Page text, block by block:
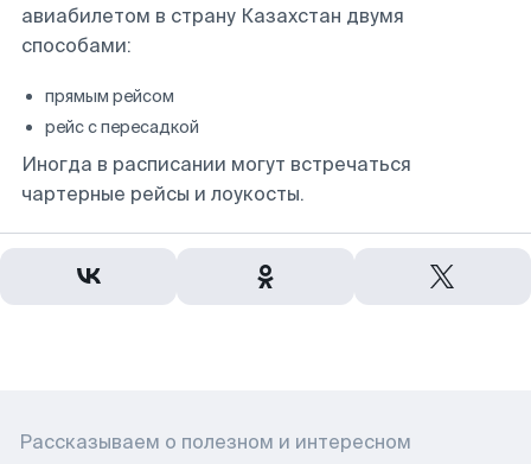
авиабилетом в страну Казахстан двумя
способами:
прямым рейсом
рейс с пересадкой
Иногда в расписании могут встречаться
чартерные рейсы и лоукосты.
Рассказываем о полезном и интересном